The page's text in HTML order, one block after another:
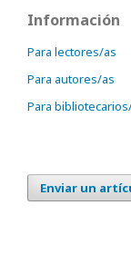
Información
Para lectores/as
Para autores/as
Para
Enviar un